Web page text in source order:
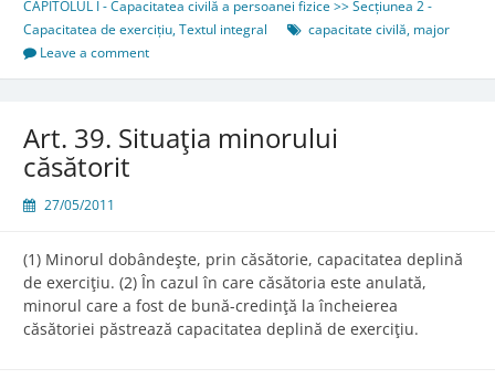
CAPITOLUL I - Capacitatea civilă a persoanei fizice >> Secțiunea 2 -
Capacitatea de exercițiu,Textul integral capacitate civilă, major
Leave a comment
Art. 39. Situaţia minorului
căsătorit
27/05/2011
(1) Minorul dobândeşte, prin căsătorie, capacitatea deplină
de exerciţiu. (2) În cazul în care căsătoria este anulată,
minorul care a fost de bună-credinţă la încheierea
căsătoriei păstrează capacitatea deplină de exerciţiu.